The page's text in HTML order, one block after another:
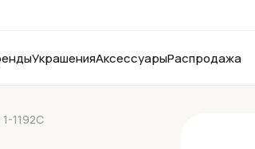
УкрашенияАксессуарыРаспродажа
1192C